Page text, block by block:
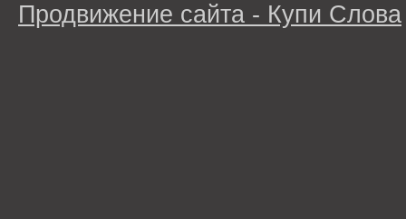
Продвижение сайта - Купи Слова